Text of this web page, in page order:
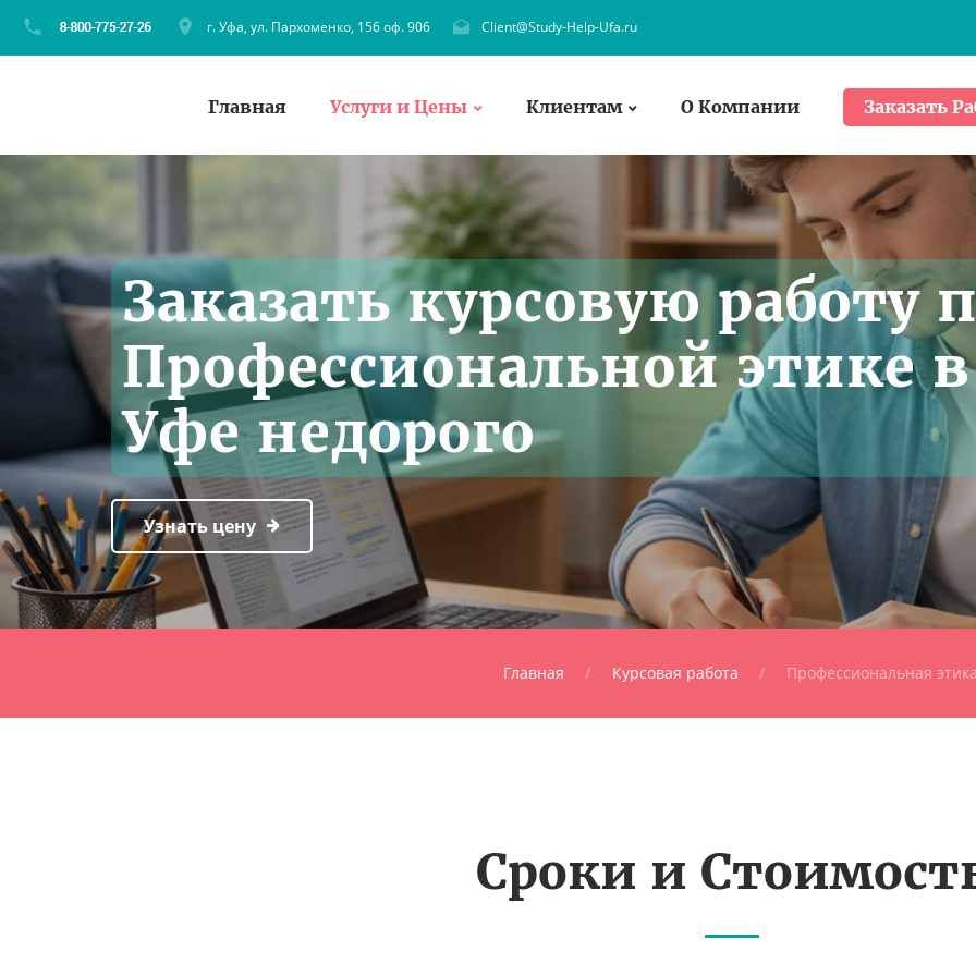
г. Уфа, ул. Пархоменко, 156 оф. 906 Client@Study-Help-Ufa.ru
Главная Услуги и Цены Клиентам О Компании Заказать
Заказать курсовую работу
Профессиональной этике в
Уфе недорого
Узнать цену
Главная Курсовая работа Профессиональная
Сроки и